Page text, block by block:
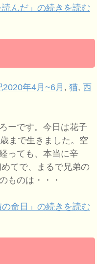
読んだ」の続きを読む
2020年4月~6月 ,猫,西
ーです。今日は花子
まで生きました。空
っても、本当に辛
てで、まるで兄弟の
ものは・・・
の命日」の続きを読む